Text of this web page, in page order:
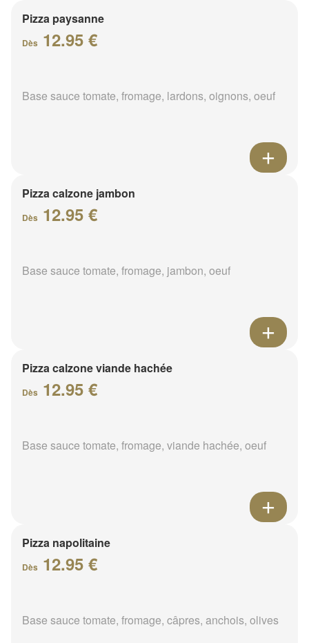
Pizza paysanne
Dès 12.95 €
Base sauce tomate, fromage, lardons, oignons, oeuf
Pizza calzone jambon
Dès 12.95 €
Base sauce tomate, fromage, jambon, oeuf
Pizza calzone viande hachée
Dès 12.95 €
Base sauce tomate, fromage, viande hachée, oeuf
Pizza napolitaine
Dès 12.95 €
Base sauce tomate, fromage, câpres, anchois, olives